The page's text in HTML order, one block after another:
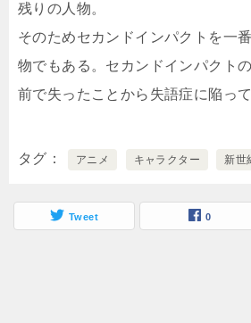
残りの人物。
そのためセカンドインパクトを一
物でもある。セカンドインパクト
前で失ったことから失語症に陥っ
タグ アニメ キャラクター 新世
Tweet 0